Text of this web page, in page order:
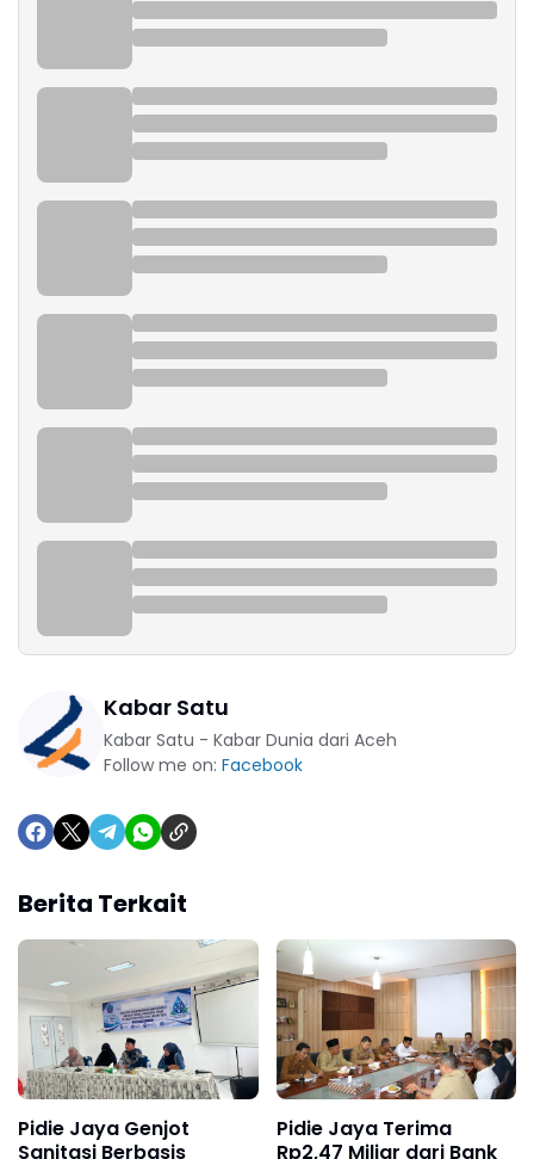
Kabar Satu
Kabar Satu - Kabar Dunia dari Aceh
Follow me on: Facebook
Berita Terkait
Pidie Jaya Genjot
Sanitasi Berbasis
Pidie Jaya Terima
Rp2,47 Miliar dari Bank